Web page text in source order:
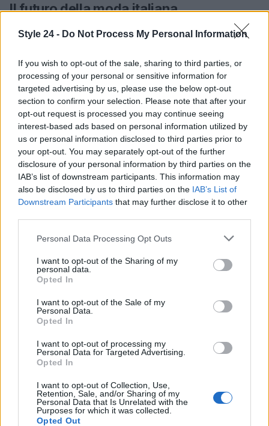
Style 24 - Do Not Process My Personal Information
If you wish to opt-out of the sale, sharing to third parties, or
processing of your personal or sensitive information for
targeted advertising by us, please use the below opt-out
section to confirm your selection. Please note that after your
opt-out request is processed you may continue seeing
interest-based ads based on personal information utilized by
us or personal information disclosed to third parties prior to
your opt-out. You may separately opt-out of the further
disclosure of your personal information by third parties on the
IAB’s list of downstream participants. This information may
also be disclosed by us to third parties on the IAB’s List of
Downstream Participants that may further disclose it to other
Please note that this website/app uses one or more Google
not limited to your visit or usage behaviour. You may click to
grant or deny consent to Google and its third-party tags to
use your data for below specified purposes in below Google
consent section.
Personal Data Processing Opt Outs
I want to opt-out of the Sharing of my
personal data.
Opted In
I want to opt-out of the Sale of my
Personal Data.
Opted In
I want to opt-out of processing my
Personal Data for Targeted Advertising.
Opted In
I want to opt-out of Collection, Use,
Retention, Sale, and/or Sharing of my
Personal Data that Is Unrelated with the
Purposes for which it was collected.
Opted Out
Il futuro della moda italiana
LaMilano Fashion Week primavera estate 2026
innovazione. I designer esplorano nuove tecniche e
materiali, delineando un futuro luminoso e ricco di
opportunità per la moda italiana. Le aspettative
riguardo all’evoluzione di questi trend sono elevate,
con un’attenzione particolare all’impatto che
avranno sul panorama globale della moda.
AUTORE